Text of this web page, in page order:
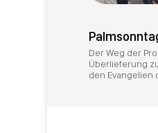
Der Weg der
Überlieferung
den Evangelien